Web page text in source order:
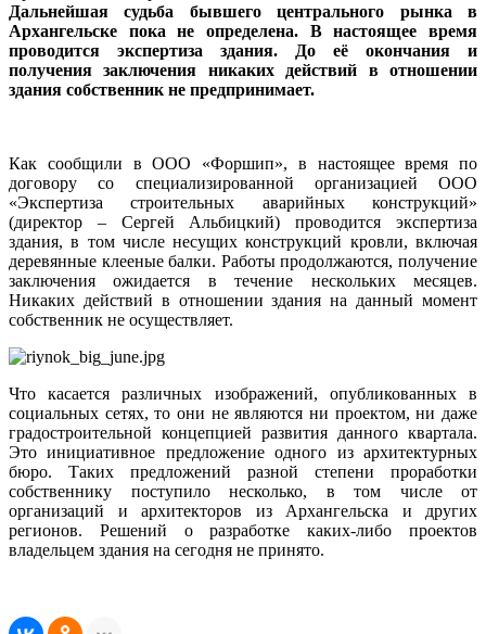
Дальнейшая судьба бывшего центрального рынка в
Архангельске пока не определена. В настоящее время
проводится экспертиза здания. До её окончания и
получения заключения никаких действий в отношении
здания собственник не предпринимает.
Как сообщили в ООО «Форшип», в настоящее время по
договору со специализированной организацией ООО
«Экспертиза строительных аварийных конструкций»
(директор – Сергей Альбицкий) проводится экспертиза
здания, в том числе несущих конструкций кровли, включая
деревянные клееные балки. Работы продолжаются, получение
заключения ожидается в течение нескольких месяцев.
Никаких действий в отношении здания на данный момент
собственник не осуществляет.
Что касается различных изображений, опубликованных в
социальных сетях, то они не являются ни проектом, ни даже
градостроительной концепцией развития данного квартала.
Это инициативное предложение одного из архитектурных
бюро. Таких предложений разной степени проработки
собственнику поступило несколько, в том числе от
организаций и архитекторов из Архангельска и других
регионов. Решений о разработке каких-либо проектов
владельцем здания на сегодня не принято.